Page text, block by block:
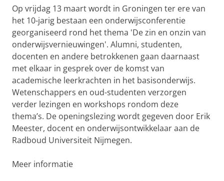
Op vrijdag 13 maart wordt in Groningen ter ere van
het 10-jarig bestaan een onderwijsconferentie
georganiseerd rond het thema 'De zin en onzin van
onderwijsvernieuwingen'. Alumni, studenten,
docenten en andere betrokkenen gaan daarnaast
met elkaar in gesprek over de komst van
academische leerkrachten in het basisonderwijs.
Wetenschappers en oud-studenten verzorgen
verder lezingen en workshops rondom deze
thema’s. De openingslezing wordt gegeven door Erik
Meester, docent en onderwijsontwikkelaar aan de
Radboud Universiteit Nijmegen.
Meer informatie